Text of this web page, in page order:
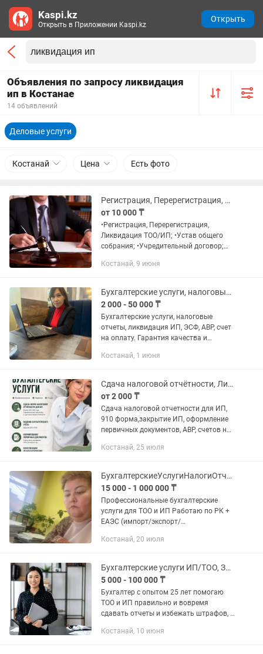
Объявления по запросу ликвидация
ип в Костанае
14 объявлений
Деловые услуги
Костанай Цена Есть фото
Регистрация, Перерегистрация, Ликвидация ТОО/ИП
от 10 000 ₸
•Регистрация, Перерегистрация,
Ликвидация ТОО/ИП; •Устав общего
собрания; •Учредительный договор;
Отчеты; •И др. услуги по ТОО/ИП.
Костанай, 9 июня
Бухгалтерские услуги, налоговые отчеты, ликвидация ИП, ЭСФ, АВР
2 000 - 50 000 ₸
Бухгалтерские услуги, налоговые
отчеты, ликвидация ИП, ЭСФ, АВР, счет
на оплату. Гарантия качества и
кадровой документации 9 лет. Разовые
Костанай, 1 июня
Сдача налоговой отчётности, Ликвидация ИП, Первичные документы
от 2 000 ₸
Сдача налоговой отчетности для ИП,
910 форма,закрытие ИП, оформление
первичных документов, АВР, счетов на
Костанай, 25 июля
БухгалтерскиеУслугиНалогиОтчетыКонсультированиеУдалено
15 000 - 1 000 000 ₸
Профессиональные бухгалтерские
услуги для ТОО и ИП Работаю по РК +
ЕАЭС (импорт/экспорт/
бухгалтерское сопровождение «под
режимах...
Костанай, 20 июля
Бухгалтерские услуги ИП/ТОО, Закрытие ИП, ЭСФ, СНТ
5 000 - 100 000 ₸
Бухгалтер с опытом 25 лет помогаю
ТОО и ИП правильно и вовремя
сдавать отчеты и избежать штрафов, а
сокращать расходы, оптимизировать
Костанай, 10 июня
Kaspi.kz
Открыть в Приложении Kaspi.kz
Открыть